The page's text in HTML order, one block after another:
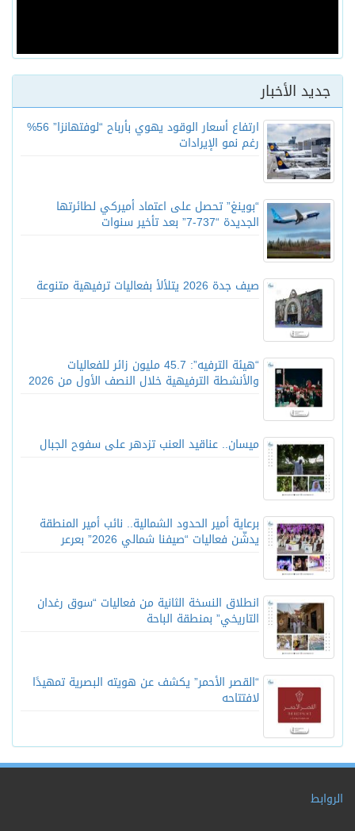
جديد الأخبار
ارتفاع أسعار الوقود يهوي بأرباح “لوفتهانزا” 56%
رغم نمو الإيرادات
“بوينغ” تحصل على اعتماد أميركي لطائرتها
الجديدة “737-7” بعد تأخير سنوات
صيف جدة 2026 يتلألأ بفعاليات ترفيهية متنوعة
“هيئة الترفيه”: 45.7 مليون زائر للفعاليات
والأنشطة الترفيهية خلال النصف الأول من 2026
ميسان.. عناقيد العنب تزدهر على سفوح الجبال
برعاية أمير الحدود الشمالية.. نائب أمير المنطقة
يدشّن فعاليات “صيفنا شمالي 2026” بعرعر
انطلاق النسخة الثانية من فعاليات “سوق رغدان
التاريخي” بمنطقة الباحة
“القصر الأحمر” يكشف عن هويته البصرية تمهيدًا
لافتتاحه
الروابط